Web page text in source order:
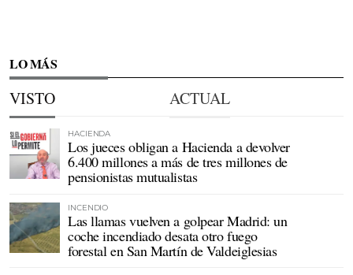
LO MÁS
VISTO ACTUAL
HACIENDA
Los jueces obligan a Hacienda a devolver
6.400 millones a más de tres millones de
pensionistas mutualistas
INCENDIO
Las llamas vuelven a golpear Madrid: un
coche incendiado desata otro fuego
forestal en San Martín de Valdeiglesias